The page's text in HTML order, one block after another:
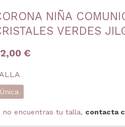
NIÑA
VERDES
€
Única
no encuentras tu talla, contacta